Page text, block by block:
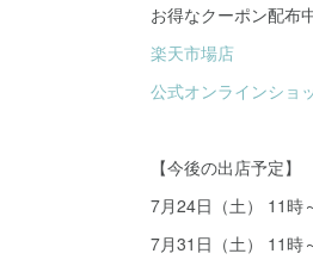
お得なクーポン配布
楽天市場店
公式オンラインショ
【今後の出店予定】
7月24日（土） 11
7月31日（土） 11